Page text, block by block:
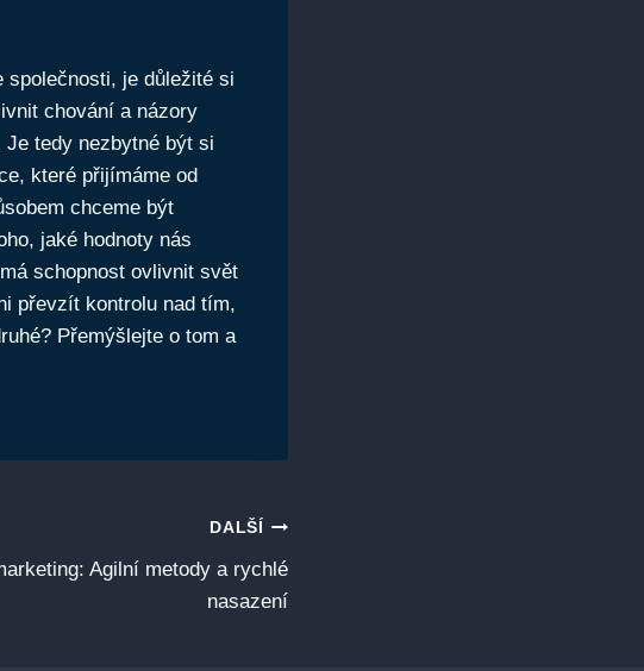
je důležité si
chování a názory
tedy nezbytné být si
které přijímáme od
chceme být
jaké hodnoty nás
schopnost ovlivnit svět
převzít kontrolu nad tím,
Přemýšlejte o tom a
DALŠÍ
Agilní metody a rychlé
nasazení